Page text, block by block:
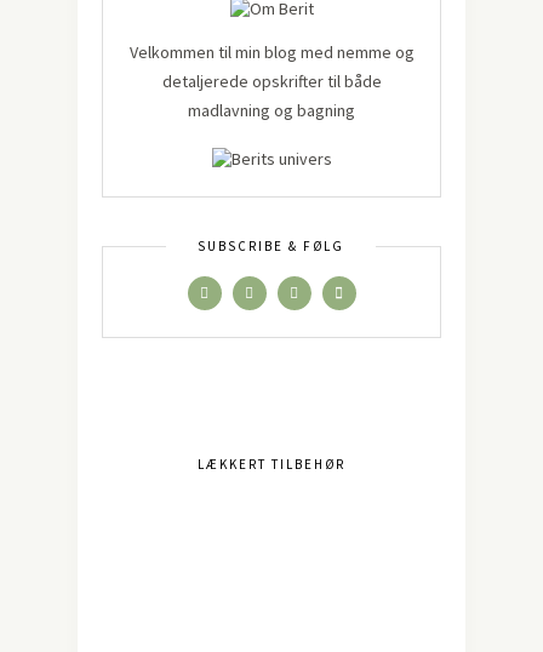
Velkommen til min blog med nemme og
detaljerede opskrifter til både
madlavning og bagning
SUBSCRIBE & FØLG
LÆKKERT TILBEHØR